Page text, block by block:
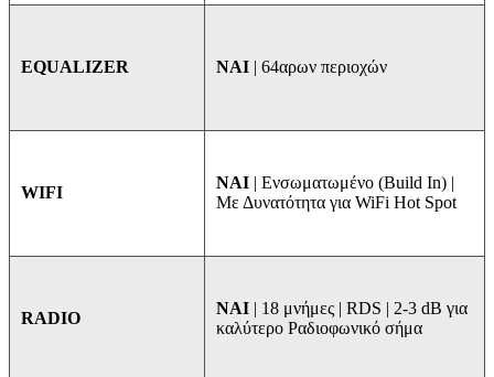
EQUALIZER NAI | 64αρων περιοχών
WIFI
ΝΑΙ | Ενσωματωμένο (Build In) |
Με Δυνατότητα για WiFi Hot Spot
RADIO
ΝΑΙ | 18 μνήμες | RDS | 2-3 dB για
καλύτερο Ραδιοφωνικό σήμα